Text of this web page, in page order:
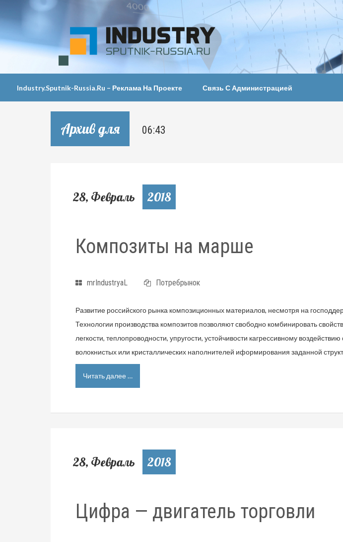
Industry.sputnik-Russia.ru – Реклама На Проекте Связь С Администрацией
Архив для 06:43
28, Февраль 2018
Композиты на марше
mrIndustryaL Потребрынок
Развитие российского рынка композиционных материалов, несмотря на
Технологии производства композитов позволяют свободно комбинировать
легкости, теплопроводности, упругости, устойчивости кагрессивному
волокнистых или кристаллических наполнителей иформирования заданной
Читать далее …
28, Февраль 2018
Цифра — двигатель торговли